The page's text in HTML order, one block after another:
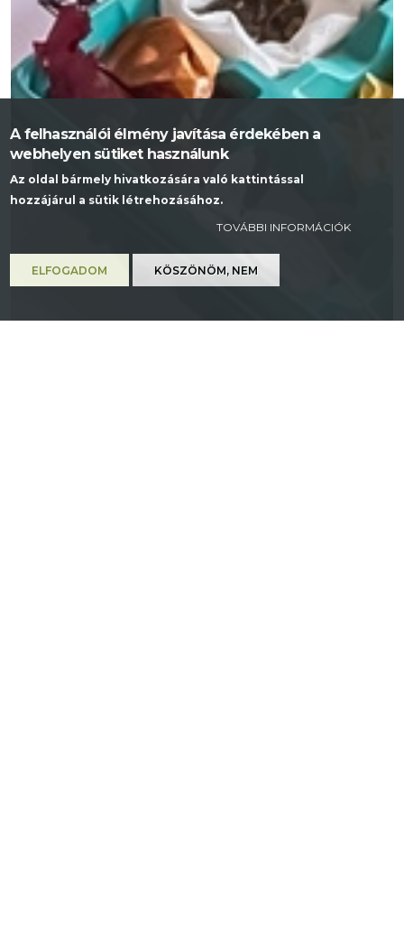
A felhasználói élmény javítása érdekében a
webhelyen sütiket használunk
Az oldal bármely hivatkozására való kattintással
hozzájárul a sütik létrehozásához.
TOVÁBBI INFORMÁCIÓK
ELFOGADOM KÖSZÖNÖM, NEM